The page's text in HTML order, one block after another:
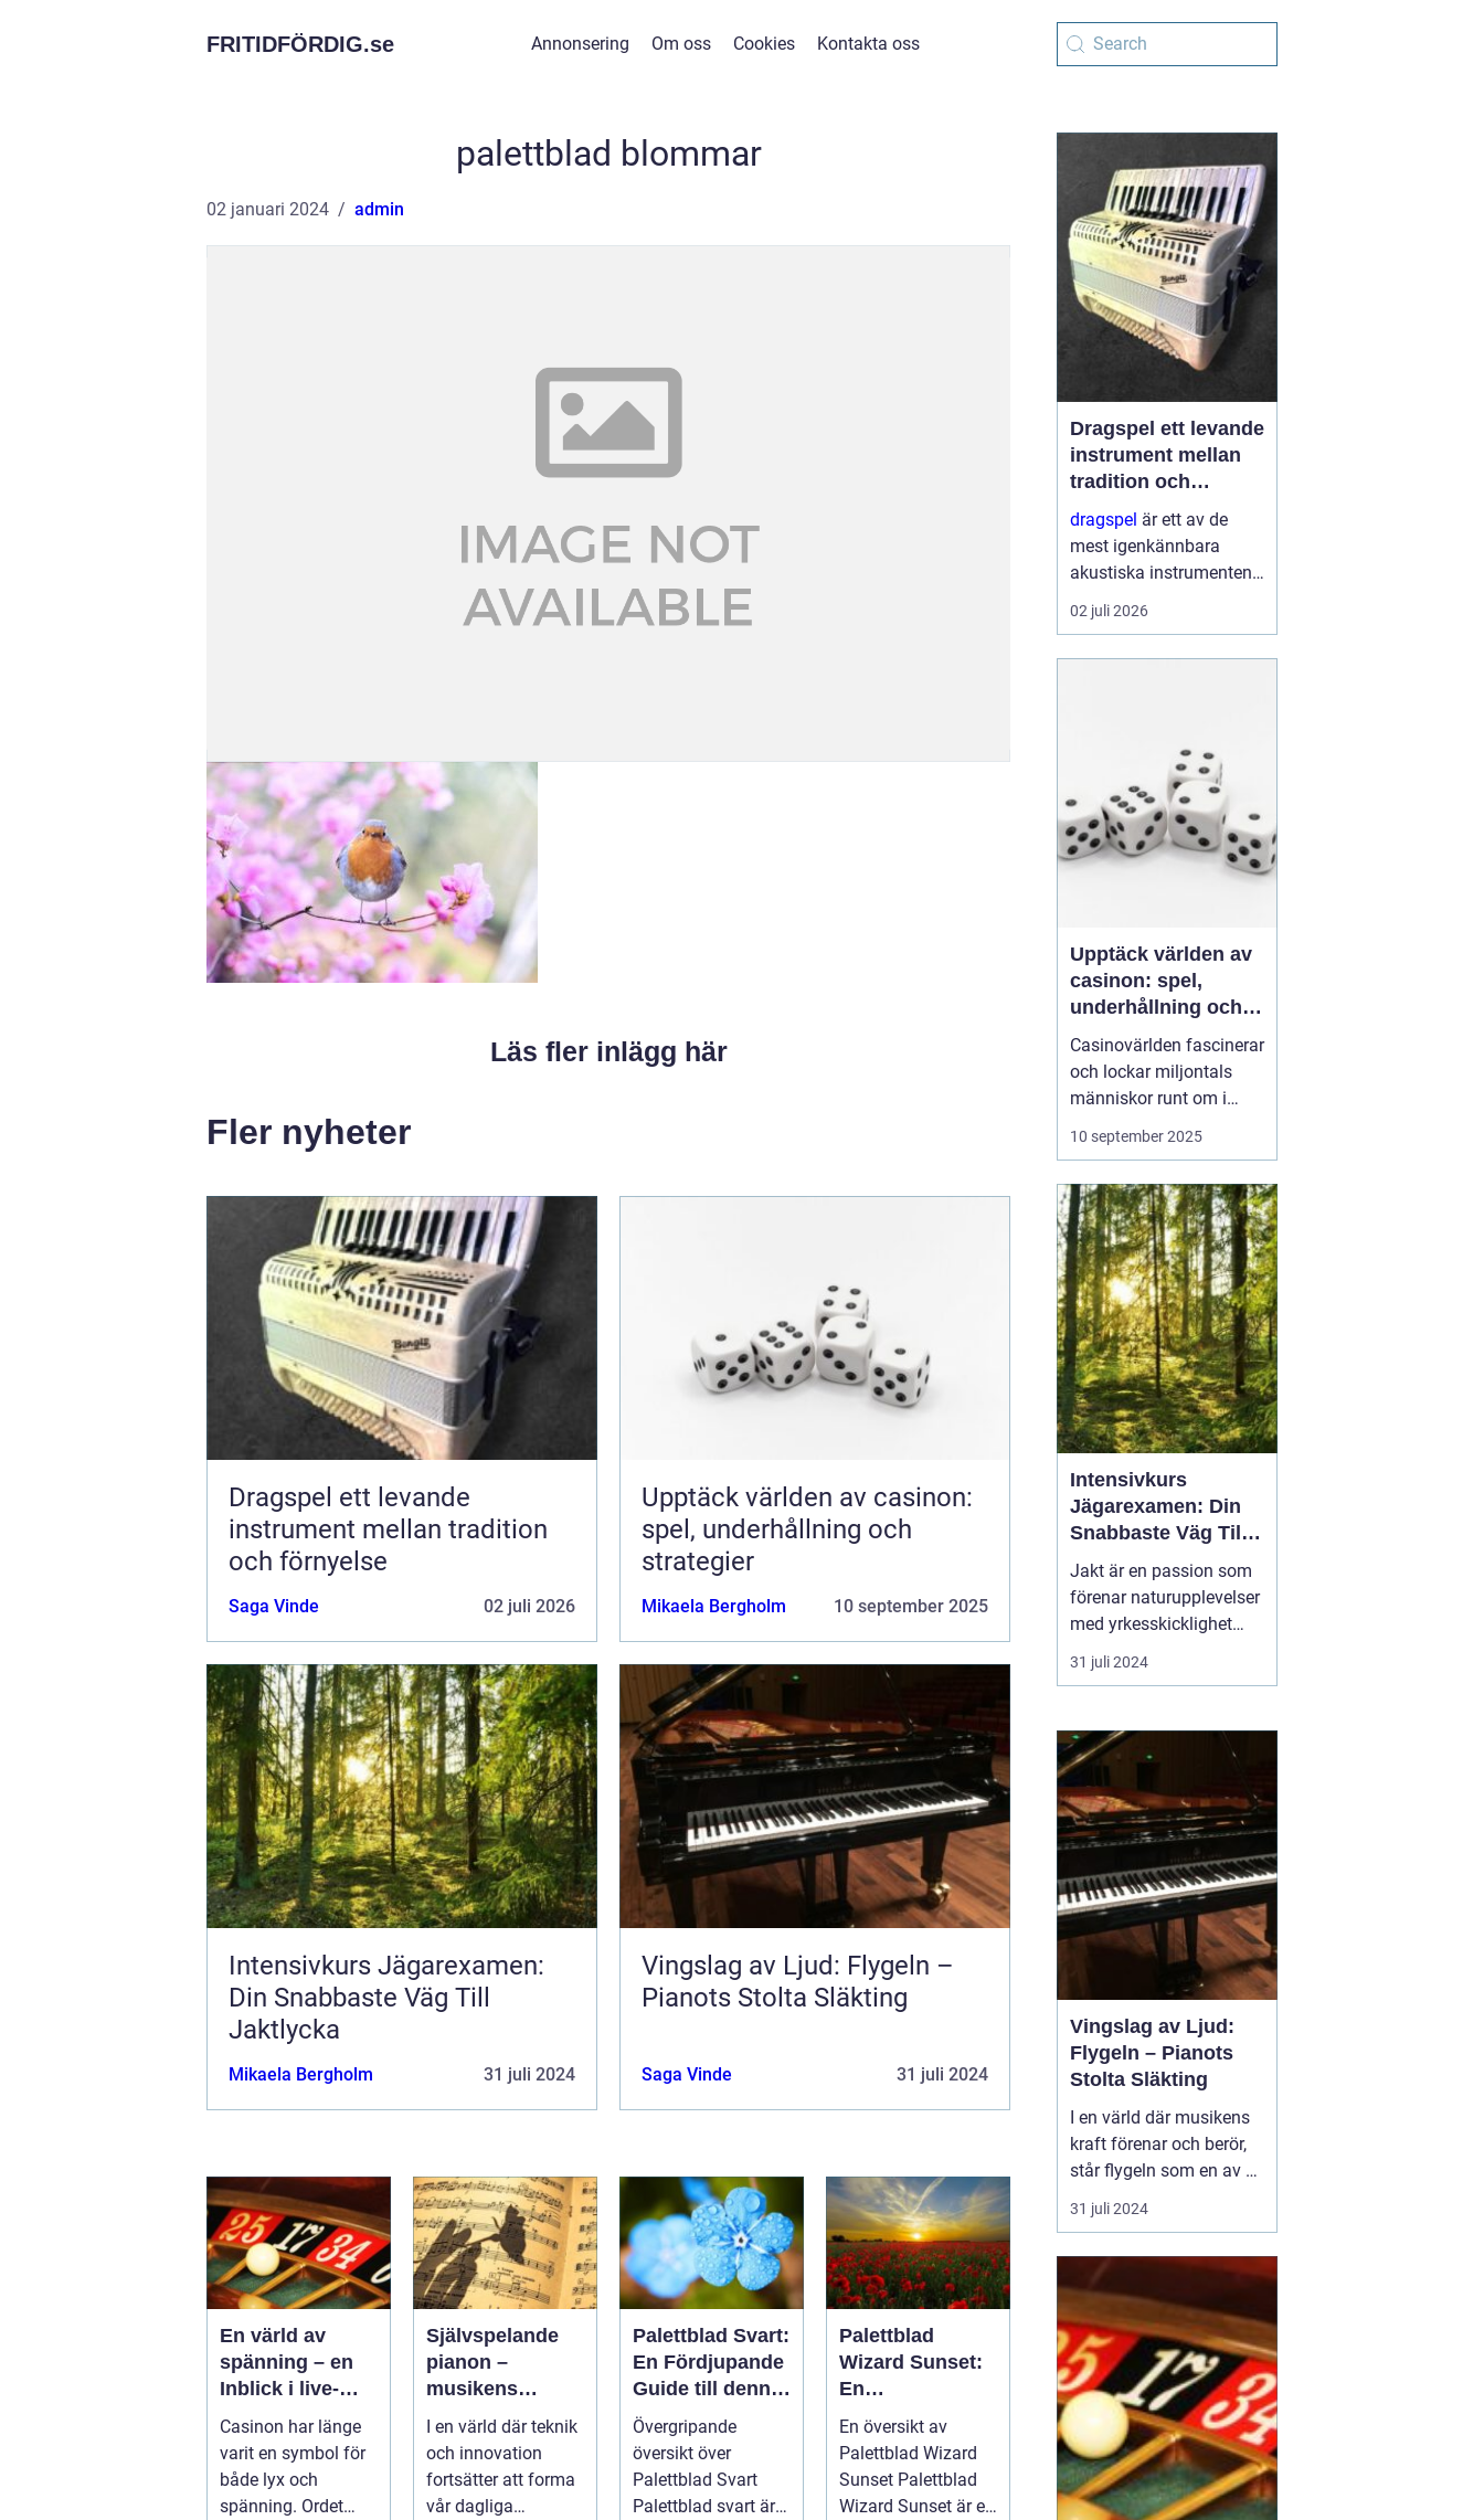
FRITIDFÖRDIG.se Annonsering Om oss Cookies Kontakta oss
palettblad blommar
02 januari 2024 admin
Läs fler inlägg här
Fler nyheter
Dragspel ett levande
instrument mellan tradition
och förnyelse
Saga Vinde 02 juli 2026
Upptäck världen av casinon:
spel, underhållning och
strategier
Mikaela Bergholm 10 september 2025
Intensivkurs Jägarexamen:
Din Snabbaste Väg Till
Jaktlycka
Mikaela Bergholm 31 juli 2024
Vingslag av Ljud: Flygeln –
Pianots Stolta Släkting
Saga Vinde 31 juli 2024
En värld av
spänning – en
Inblick i live-
casino
Casinon har länge
varit en symbol för
både lyx och
spänning. Ordet
Självspelande
pianon –
musikens
automatiska
framtid
I en värld där teknik
och innovation
fortsätter att forma
vår dagliga
Palettblad Svart:
En Fördjupande
Guide till denna
Mörka Skönhet
Övergripande
översikt över
Palettblad Svart
Palettblad svart är
Palettblad
Wizard Sunset:
En
Färgsprakande
Skatt för
Trädgårdsentusi
aster
En översikt av
Palettblad Wizard
Sunset Palettblad
Wizard Sunset är en
Dragspel ett levande
instrument mellan
tradition och
förnyelse
dragspel är ett av de
mest igenkännbara
akustiska instrumenten i
Norden. Med sin
kombination av
02 juli 2026
Upptäck världen av
casinon: spel,
underhållning och
strategier
Casinovärlden fascinerar
och lockar miljontals
människor runt om i
världen. Från de
glittrande ljusen i Las
spelutbudet online, har
casinon blivit ett nav för
underhållning och
spänning. I ...
10 september 2025
Intensivkurs
Jägarexamen: Din
Snabbaste Väg Till
Jaktlycka
Jakt är en passion som
förenar naturupplevelser
med yrkesskicklighet
och ansvarstagande för
viltvården. För att
Sverige krävs en
jägarexamen. Och för
den som snabbt vill ta
steget ...
31 juli 2024
Vingslag av Ljud:
Flygeln – Pianots
Stolta Släkting
I en värld där musikens
kraft förenar och berör,
står flygeln som en av de
mest beundrade och
respekterade
Dess eleganta form och
kraftfulla klangfärg ger
den en unik plats i
musiker och lyssnares
hj&...
31 juli 2024